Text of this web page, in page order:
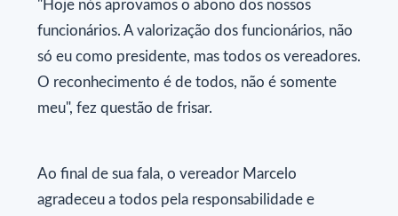
"Hoje nós aprovamos o abono dos nossos
funcionários. A valorização dos funcionários, não
só eu como presidente, mas todos os vereadores.
O reconhecimento é de todos, não é somente
meu", fez questão de frisar.
Ao final de sua fala, o vereador Marcelo
agradeceu a todos pela responsabilidade e